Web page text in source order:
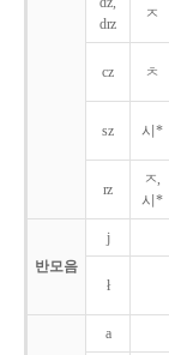
drz
ㅈ
cz ㅊ
sz 시*
rz
ㅈ,
시*
반모음
j
ł
a